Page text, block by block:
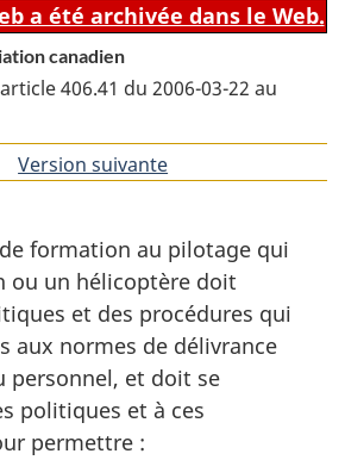
a été archivée dans le Web.
canadien
406.41 du 2006-03-22 au
Version suivante
formation au pilotage qui
ou un hélicoptère doit
et des procédures qui
aux normes de délivrance
personnel, et doit se
politiques et à ces
permettre :